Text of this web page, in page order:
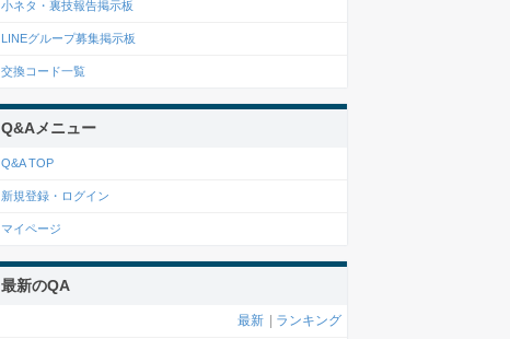
小ネタ・裏技報告掲示板
LINEグループ募集掲示板
交換コード一覧
Q&Aメニュー
Q&A TOP
新規登録・ログイン
マイページ
最新のQA
最新 | ランキング